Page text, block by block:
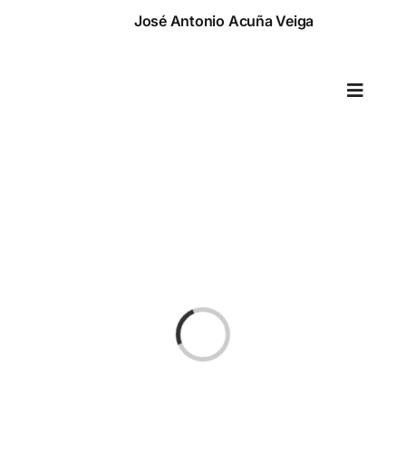
José Antonio Acuña Veiga
Toggle
Cargando...